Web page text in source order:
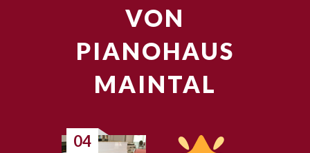
VON
PIANOHAUS
MAINTAL
04